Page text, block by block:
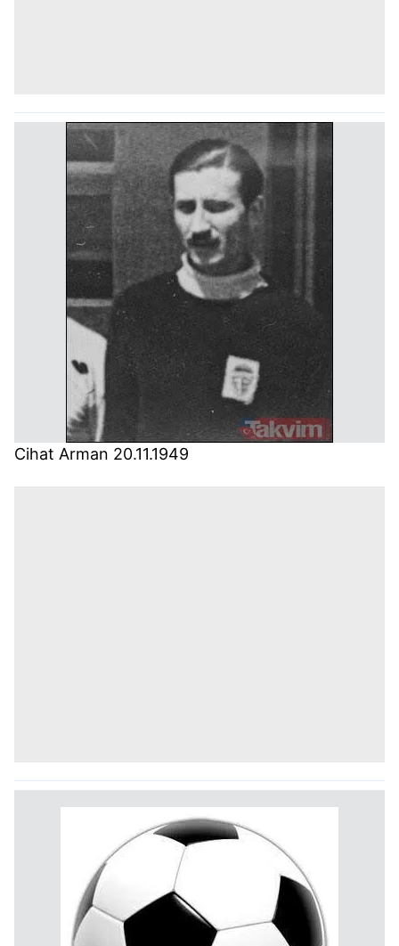
Cihat Arman 20.11.1949